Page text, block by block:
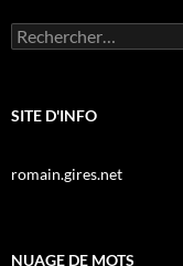
Rechercher :
SITE D'INFO
romain.gires.net
NUAGE DE MOTS